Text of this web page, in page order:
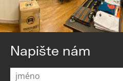
Napište nám